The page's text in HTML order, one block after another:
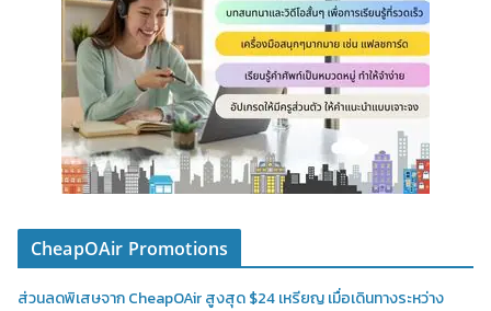
CheapOAir Promotions
ส่วนลดพิเสษจาก CheapOAir สูงสุด $24 เหรียญ เมื่อเดินทางระหว่าง